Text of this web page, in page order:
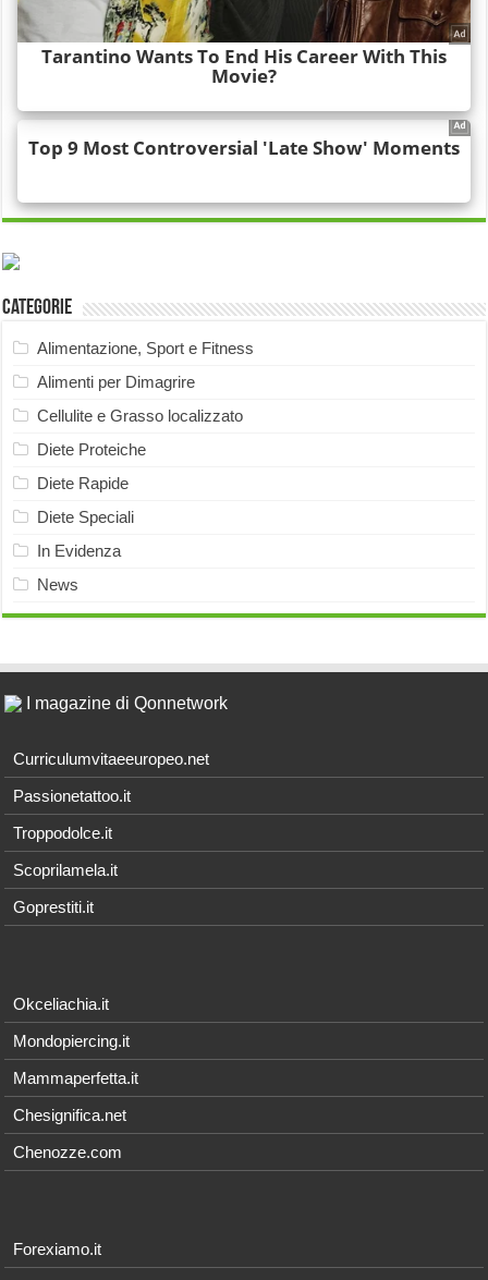
Categorie
Alimentazione, Sport e Fitness
Alimenti per Dimagrire
Cellulite e Grasso localizzato
Diete Proteiche
Diete Rapide
Diete Speciali
In Evidenza
News
I magazine di Qonnetwork
Curriculumvitaeeuropeo.net
Passionetattoo.it
Troppodolce.it
Scoprilamela.it
Goprestiti.it
Okceliachia.it
Mondopiercing.it
Mammaperfetta.it
Chesignifica.net
Chenozze.com
Forexiamo.it